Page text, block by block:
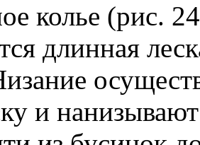
колье (рис.
длинная
и